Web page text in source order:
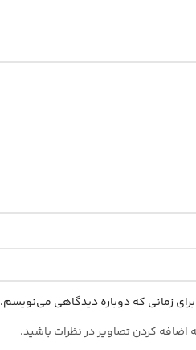
زمانی که دوباره دیدگاهی می‌نویسم.
اضافه کردن تصاویر در نظرات باشید.